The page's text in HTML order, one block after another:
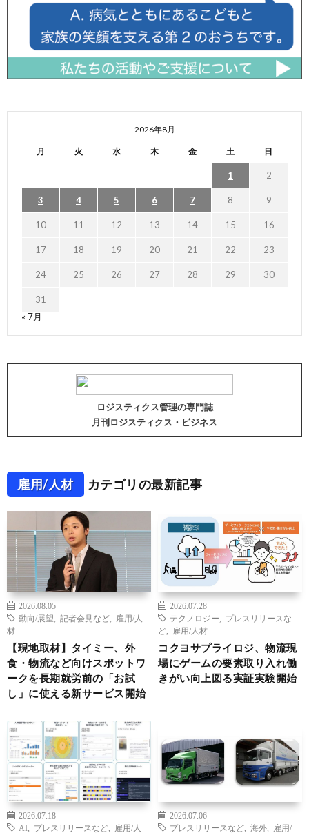
2026年8月
月 火 水 木 金 土 日
1 2
3 4 5 6 7 8 9
10 11 12 13 14 15 16
17 18 19 20 21 22 23
24 25 26 27 28 29 30
31
« 7月
ロジスティクス管理の専門誌
月刊ロジスティクス・ビジネス
雇用/人材 カテゴリの最新記事
2026.08.05
動向/展望
記者会見など
雇用/人
材
【現地取材】タイミー、外
食・物流など向けスポットワ
ークを長期就労前の「お試
し」に使える新サービス開始
2026.07.28
テクノロジー
プレスリリースな
ど
雇用/人材
コクヨサプライロジ、物流現
場にゲームの要素取り入れ働
きがい向上図る実証実験開始
2026.07.18
AI
プレスリリースなど
雇用/人
2026.07.06
プレスリリースなど
海外
雇用/